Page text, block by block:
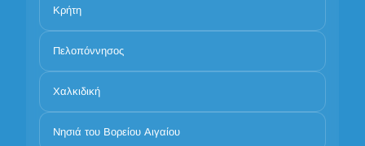
Κρήτη
Πελοπόννησος
Χαλκιδική
Νησιά του Βορείου Αιγαίου